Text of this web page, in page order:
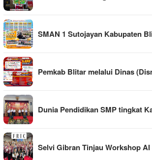
SMAN 1 Sutojayan Kabupaten
Pemkab Blitar melalui Dinas
Dunia Pendidikan SMP tingkat
Selvi Gibran Tinjau Workshop